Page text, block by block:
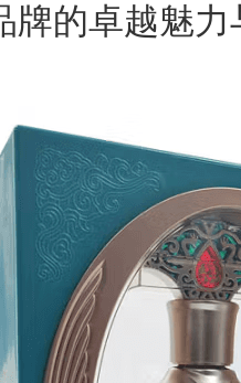
牌的卓越魅